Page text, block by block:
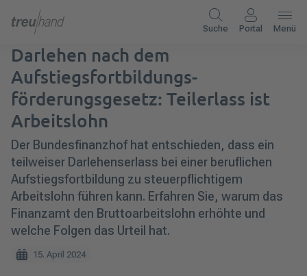
Suche Portal Menü
Darlehen nach dem
Aufstiegsfortbildungs­
förderungsgesetz: Teilerlass ist
Arbeitslohn
Der Bundesfinanzhof hat entschieden, dass ein
teilweiser Darlehenserlass bei einer beruflichen
Aufstiegsfortbildung zu steuerpflichtigem
Arbeitslohn führen kann. Erfahren Sie, warum das
Finanzamt den Bruttoarbeitslohn erhöhte und
welche Folgen das Urteil hat.
15. April 2024